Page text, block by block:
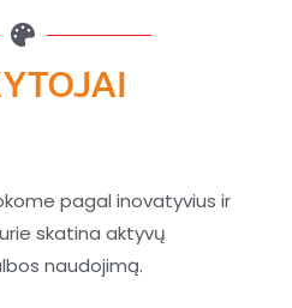
pagal inovatyvius ir
skatina aktyvų
naudojimą.